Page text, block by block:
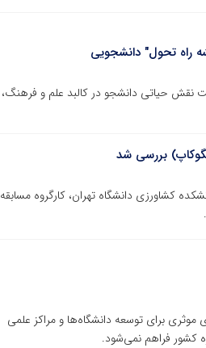
راه تحول" دانشجویی
روز دانشجو با محوریت نقش حیاتی دانشجو در کالبد علم و فرهنگ،
بررسی شد
در دانشکده کشاورزی دانشگاه تهران، کارگروه مسابقه
در ۳۰ تا ۴۰ سال گذشته گام‌های موثری برای توسعه دانشگاه‌ها و مراکز علمی
کشور فراهم نمی‌شود.